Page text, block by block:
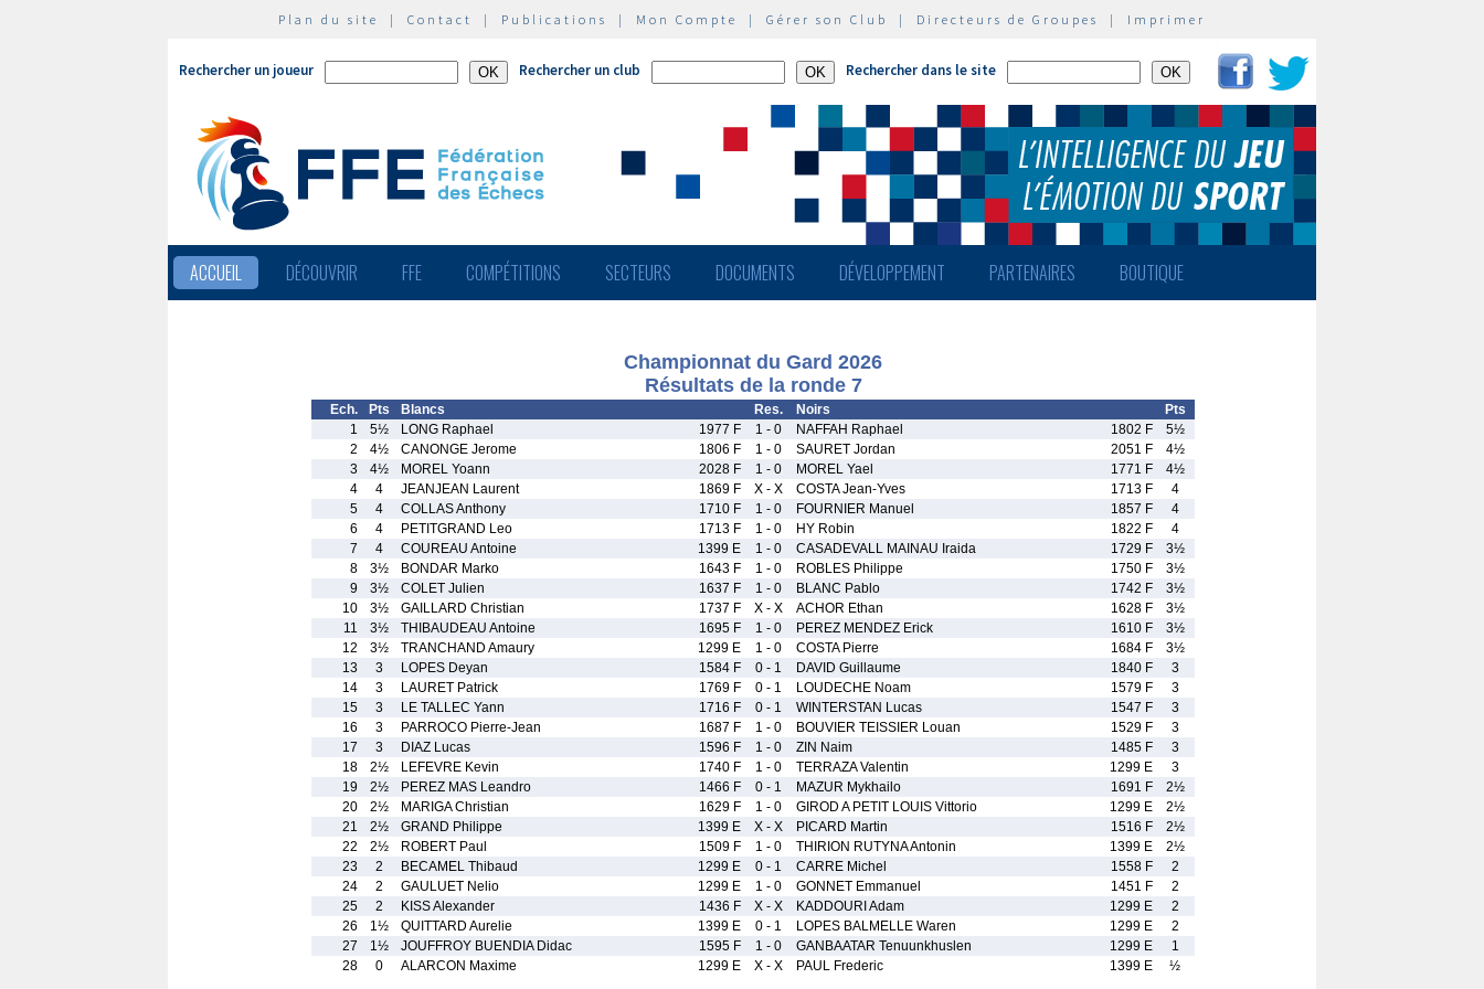
Plan du site | Contact | Publications | Mon Compte | Gérer son Club | Directeurs de Groupes | Imprimer
Rechercher un joueur Rechercher un club Rechercher dans le site
ACCUEIL DÉCOUVRIR FFE COMPÉTITIONS SECTEURS DOCUMENTS DÉVELOPPEMENT PARTENAIRES BOUTIQUE
Championnat du Gard 2026
Résultats de la ronde 7
Ech. Pts Blancs Res. Noirs
Pts
1
5½ LONG Raphael 1977 F 1 - 0 NAFFAH Raphael 1802 F
5½
2
4½ CANONGE Jerome 1806 F 1 - 0 SAURET Jordan 2051 F
4½
3
4½ MOREL Yoann 2028 F 1 - 0 MOREL Yael 1771 F
4½
4
4 JEANJEAN Laurent 1869 F X - X COSTA Jean-Yves 1713 F
4
5
4 COLLAS Anthony 1710 F 1 - 0 FOURNIER Manuel 1857 F
4
6
4 PETITGRAND Leo 1713 F 1 - 0 HY Robin 1822 F
4
7
4 COUREAU Antoine 1399 E 1 - 0 CASADEVALL MAINAU Iraida 1729 F
3½
8
3½ BONDAR Marko 1643 F 1 - 0 ROBLES Philippe 1750 F
3½
9
3½ COLET Julien 1637 F 1 - 0 BLANC Pablo 1742 F
3½
10
3½ GAILLARD Christian 1737 F X - X ACHOR Ethan 1628 F
3½
11
3½ THIBAUDEAU Antoine 1695 F 1 - 0 PEREZ MENDEZ Erick 1610 F
3½
12
3½ TRANCHAND Amaury 1299 E 1 - 0 COSTA Pierre 1684 F
3½
13
3 LOPES Deyan 1584 F 0 - 1 DAVID Guillaume 1840 F
3
14
3 LAURET Patrick 1769 F 0 - 1 LOUDECHE Noam 1579 F
3
15
3 LE TALLEC Yann 1716 F 0 - 1 WINTERSTAN Lucas 1547 F
3
16
3 PARROCO Pierre-Jean 1687 F 1 - 0 BOUVIER TEISSIER Louan 1529 F
3
17
3 DIAZ Lucas 1596 F 1 - 0 ZIN Naim 1485 F
3
18
2½ LEFEVRE Kevin 1740 F 1 - 0 TERRAZA Valentin 1299 E
3
19
2½ PEREZ MAS Leandro 1466 F 0 - 1 MAZUR Mykhailo 1691 F
2½
20
2½ MARIGA Christian 1629 F 1 - 0 GIROD A PETIT LOUIS Vittorio 1299 E
2½
21
2½ GRAND Philippe 1399 E X - X PICARD Martin 1516 F
2½
22
2½ ROBERT Paul 1509 F 1 - 0 THIRION RUTYNA Antonin 1399 E
2½
23
2 BECAMEL Thibaud 1299 E 0 - 1 CARRE Michel 1558 F
2
24
2 GAULUET Nelio 1299 E 1 - 0 GONNET Emmanuel 1451 F
2
25
2 KISS Alexander 1436 F X - X KADDOURI Adam 1299 E
2
26
1½ QUITTARD Aurelie 1399 E 0 - 1 LOPES BALMELLE Waren 1299 E
2
27
1½ JOUFFROY BUENDIA Didac 1595 F 1 - 0 GANBAATAR Tenuunkhuslen 1299 E
1
28
0 ALARCON Maxime 1299 E X - X PAUL Frederic 1399 E ½